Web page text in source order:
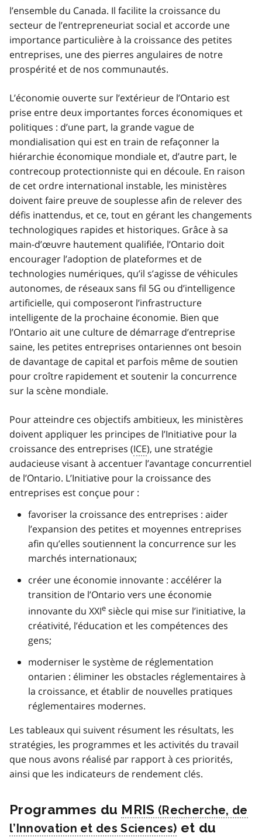
l’ensemble du Canada. Il facilite la croissance du
secteur de l’entrepreneuriat social et accorde une
importance particulière à la croissance des petites
entreprises, une des pierres angulaires de notre
prospérité et de nos communautés.
L’économie ouverte sur l’extérieur de l’Ontario est
prise entre deux importantes forces économiques et
politiques : d’une part, la grande vague de
mondialisation qui est en train de refaçonner la
hiérarchie économique mondiale et, d’autre part, le
contrecoup protectionniste qui en découle. En raison
de cet ordre international instable, les ministères
doivent faire preuve de souplesse afin de relever des
défis inattendus, et ce, tout en gérant les changements
technologiques rapides et historiques. Grâce à sa
main-d’œuvre hautement qualifiée, l’Ontario doit
encourager l’adoption de plateformes et de
technologies numériques, qu’il s’agisse de véhicules
autonomes, de réseaux sans fil 5G ou d’intelligence
artificielle, qui composeront l’infrastructure
intelligente de la prochaine économie. Bien que
l’Ontario ait une culture de démarrage d’entreprise
saine, les petites entreprises ontariennes ont besoin
de davantage de capital et parfois même de soutien
pour croître rapidement et soutenir la concurrence
sur la scène mondiale.
Pour atteindre ces objectifs ambitieux, les ministères
doivent appliquer les principes de l’Initiative pour la
croissance des entreprises (ICE), une stratégie
audacieuse visant à accentuer l’avantage concurrentiel
de l’Ontario. L’Initiative pour la croissance des
entreprises est conçue pour :
favoriser la croissance des entreprises : aider
l’expansion des petites et moyennes entreprises
afin qu’elles soutiennent la concurrence sur les
marchés internationaux;
créer une économie innovante : accélérer la
transition de l’Ontario vers une économie
innovante du XXIe siècle qui mise sur l’initiative, la
créativité, l’éducation et les compétences des
gens;
moderniser le système de réglementation
ontarien : éliminer les obstacles réglementaires à
la croissance, et établir de nouvelles pratiques
réglementaires modernes.
Les tableaux qui suivent résument les résultats, les
stratégies, les programmes et les activités du travail
que nous avons réalisé par rapport à ces priorités,
ainsi que les indicateurs de rendement clés.
Programmes du MRIS
et du